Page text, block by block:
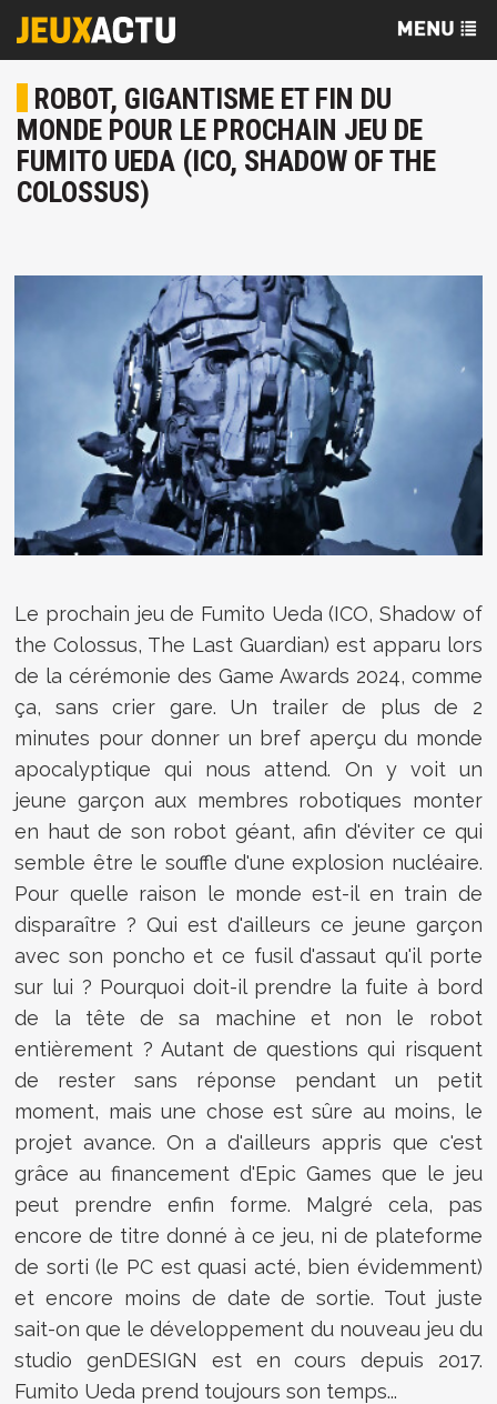
ROBOT, GIGANTISME ET FIN DU
MONDE POUR LE PROCHAIN JEU DE
FUMITO UEDA (ICO, SHADOW OF THE
COLOSSUS)
Le prochain jeu de Fumito Ueda (ICO, Shadow of
the Colossus, The Last Guardian) est apparu lors
de la cérémonie des Game Awards 2024, comme
ça, sans crier gare. Un trailer de plus de 2
minutes pour donner un bref aperçu du monde
apocalyptique qui nous attend. On y voit un
jeune garçon aux membres robotiques monter
en haut de son robot géant, afin d'éviter ce qui
semble être le souffle d'une explosion nucléaire.
Pour quelle raison le monde est-il en train de
disparaître ? Qui est d'ailleurs ce jeune garçon
avec son poncho et ce fusil d'assaut qu'il porte
sur lui ? Pourquoi doit-il prendre la fuite à bord
de la tête de sa machine et non le robot
entièrement ? Autant de questions qui risquent
de rester sans réponse pendant un petit
moment, mais une chose est sûre au moins, le
projet avance. On a d'ailleurs appris que c'est
grâce au financement d'Epic Games que le jeu
peut prendre enfin forme. Malgré cela, pas
encore de titre donné à ce jeu, ni de plateforme
de sorti (le PC est quasi acté, bien évidemment)
et encore moins de date de sortie. Tout juste
sait-on que le développement du nouveau jeu du
studio genDESIGN est en cours depuis 2017.
Fumito Ueda prend toujours son temps...